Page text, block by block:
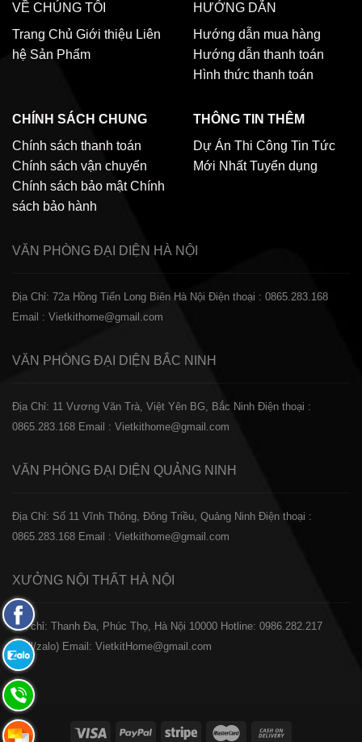
VỀ CHÚNG TÔI
Trang Chủ Giới thiệu Liên
hệ Sản Phẩm
HƯỚNG DẪN
Hướng dẫn mua hàng
Hướng dẫn thanh toán
Hình thức thanh toán
CHÍNH SÁCH CHUNG
Chính sách thanh toán
Chính sách vận chuyển
Chính sách bảo mật Chính
sách bảo hành
THÔNG TIN THÊM
Dự Án Thi Công Tin Tức
Mới Nhất Tuyển dụng
VĂN PHÒNG ĐẠI DIỆN HÀ NỘI
Địa Chỉ: 72a Hồng Tiến Long Biên Hà Nội Điện thoại : 0865.283.168
Email : Vietkithome@gmail.com
VĂN PHÒNG ĐẠI DIỆN BẮC NINH
Địa Chỉ: 11 Vương Văn Trà, Việt Yên BG, Bắc Ninh Điện thoại :
0865.283.168 Email : Vietkithome@gmail.com
VĂN PHÒNG ĐẠI DIỆN QUẢNG NINH
Địa Chỉ: Số 11 Vĩnh Thông, Đông Triều, Quảng Ninh Điện thoại :
0865.283.168 Email : Vietkithome@gmail.com
XƯỞNG NỘI THẤT HÀ NỘI
️Địa chỉ: Thanh Đa, Phúc Thọ, Hà Nội 10000 Hotline: 0986.282.217
(Call/zalo) Email: VietkitHome@gmail.com
Fanpage
Facebook
Zalo:
0865.283.168
Hotline:
0865.283.168
Hotline: